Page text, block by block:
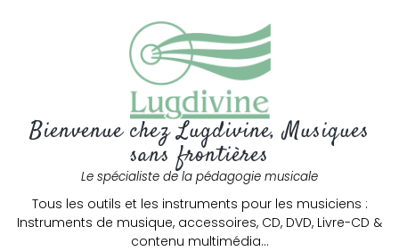
Bienvenue chez Lugdivine, Musiques
sans frontières
Le spécialiste de la pédagogie musicale
Tous les outils et les instruments pour les musiciens :
Instruments de musique, accessoires, CD, DVD, Livre-CD &
contenu multimédia…